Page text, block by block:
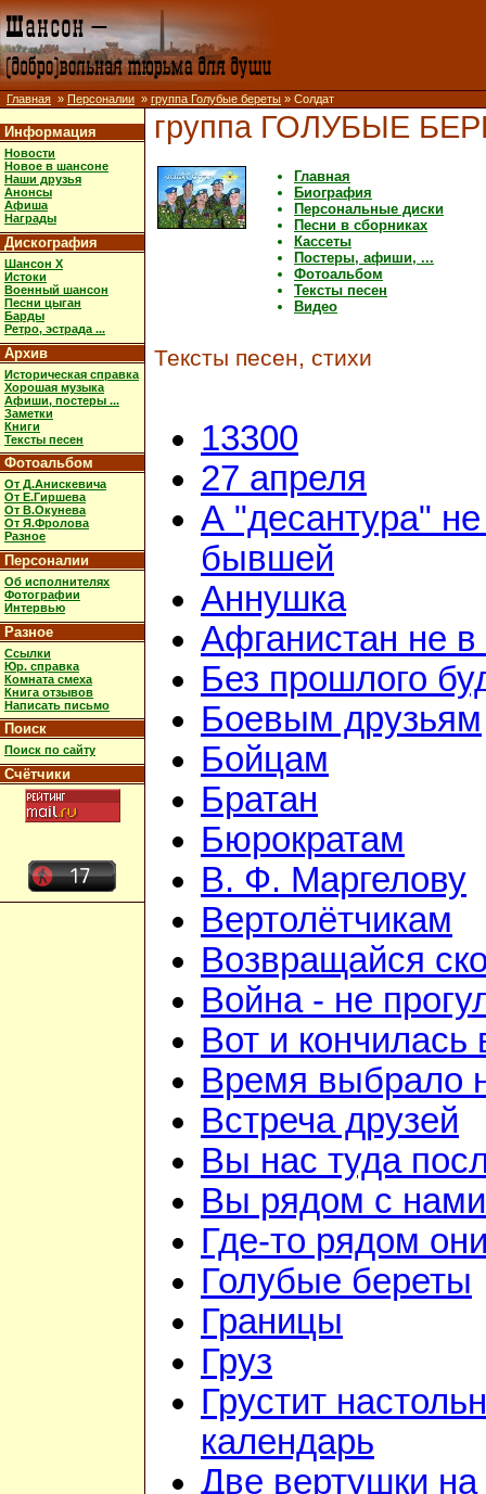
Главная » Персоналии » группа Голубые береты » Солдат
Информация
Новости
Новое в шансоне
Наши друзья
Анонсы
Афиша
Награды
Дискография
Шансон X
Истоки
Военный шансон
Песни цыган
Барды
Ретро, эстрада ...
Архив
Историческая справка
Хорошая музыка
Афиши, постеры ...
Заметки
Книги
Тексты песен
Фотоальбом
От Д.Анискевича
От Е.Гиршева
От В.Окунева
От Я.Фролова
Разное
Персоналии
Об исполнителях
Фотографии
Интервью
Разное
Ссылки
Юр. справка
Комната смеха
Книга отзывов
Написать письмо
Поиск
Поиск по сайту
Счётчики
группа ГОЛУБЫЕ
Главная
Биография
Персональные диски
Песни в сборниках
Кассеты
Постеры, афиши, ...
Фотоальбом
Тексты песен
Видео
Тексты песен, стихи
13300
27 апреля
А "десантура"
бывшей
Аннушка
Афганистан не
Без прошлого
Боевым друзьям
Бойцам
Братан
Бюрократам
В. Ф. Маргелову
Вертолётчикам
Возвращайся
Война - не
Вот и кончилась
Время выбрало
Встреча друзей
Вы нас туда
Вы рядом с нами
Где-то рядом
Голубые береты
Границы
Груз
Грустит
календарь
Две вертушки